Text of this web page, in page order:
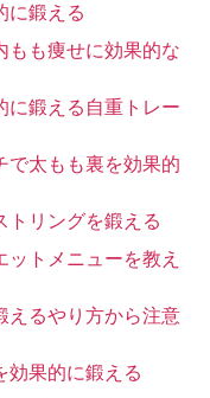
に鍛える
もも痩せに効果的な
に鍛える自重トレー
で太もも裏を効果的
トリングを鍛える
トメニューを教え
えるやり方から注意
効果的に鍛える